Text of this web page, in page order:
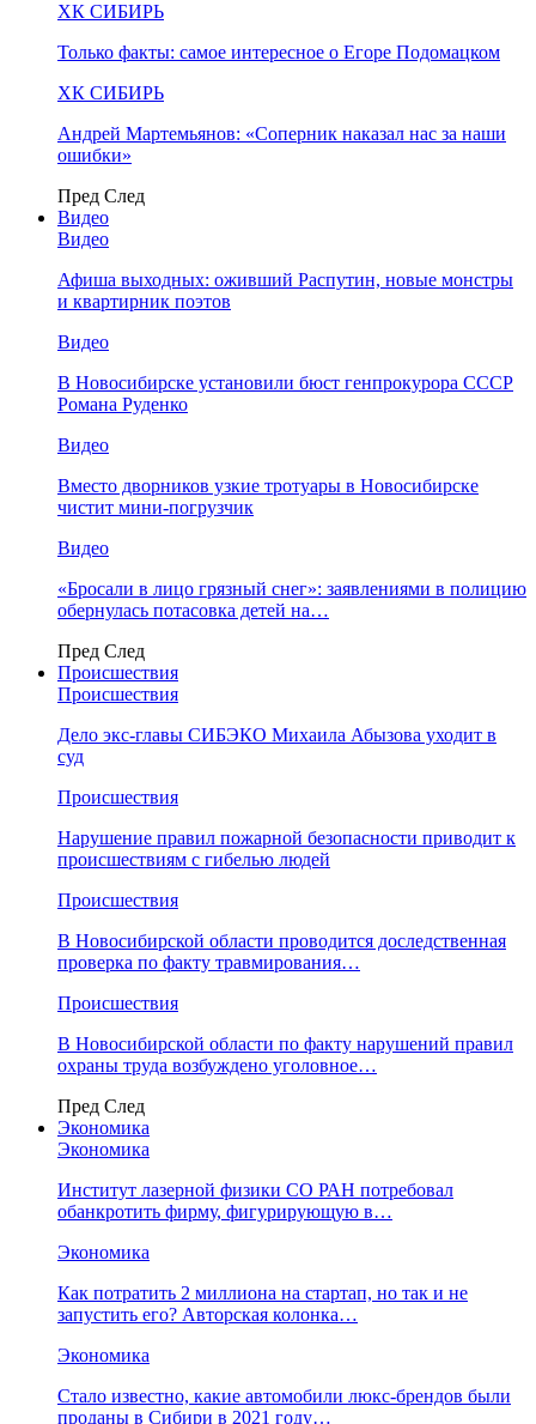
ХК СИБИРЬ
Только факты: самое интересное о Егоре Подомацком
ХК СИБИРЬ
Андрей Мартемьянов: «Соперник наказал нас за наши
ошибки»
Пред След
Видео
Видео
Афиша выходных: оживший Распутин, новые монстры
и квартирник поэтов
Видео
В Новосибирске установили бюст генпрокурора СССР
Романа Руденко
Видео
Вместо дворников узкие тротуары в Новосибирске
чистит мини-погрузчик
Видео
«Бросали в лицо грязный снег»: заявлениями в полицию
обернулась потасовка детей на…
Пред След
Происшествия
Происшествия
Дело экс-главы СИБЭКО Михаила Абызова уходит в
суд
Происшествия
Нарушение правил пожарной безопасности приводит к
происшествиям с гибелью людей
Происшествия
В Новосибирской области проводится доследственная
проверка по факту травмирования…
Происшествия
В Новосибирской области по факту нарушений правил
охраны труда возбуждено уголовное…
Пред След
Экономика
Экономика
Институт лазерной физики СО РАН потребовал
обанкротить фирму, фигурирующую в…
Экономика
Как потратить 2 миллиона на стартап, но так и не
запустить его? Авторская колонка…
Экономика
Стало известно, какие автомобили люкс-брендов были
проданы в Сибири в 2021 году…